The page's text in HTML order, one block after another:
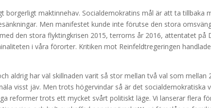
borgerligt maktinnehav. Socialdemokratins mål är att ta tillbaka
Men manifestet kunde inte förutse den stora
den stora flyktingkrisen 2015, terrorns år 2016, attentatet på
i våra förorter. Kritiken mot Reinfeldtregeringen
aldrig har väl skillnaden varit så stor mellan två val som mellan
visst jäv. Men trots högervindar så är det socialdemokratiska
reformer trots ett mycket svårt politiskt läge. Vi lanserar flera